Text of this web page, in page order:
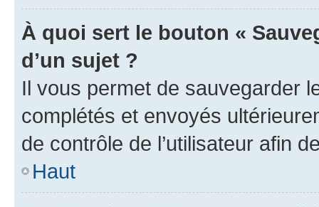
À quoi sert le bouton «
d’un sujet ?
Il vous permet de sauvegarder
complétés et envoyés
de contrôle de l’utilisateur afin
Haut